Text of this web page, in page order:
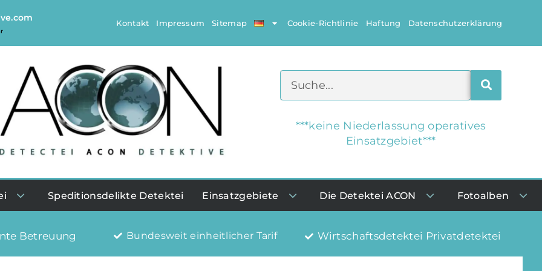
Kontakt Impressum Sitemap Cookie-Richtlinie Haftung Datenschutzerklärung
***keine Niederlassung operatives
Einsatzgebiet***
Speditionsdelikte Detektei Einsatzgebiete Die Detektei ACON Fotoalben
Betreuung Bundesweit einheitlicher Tarif Wirtschaftsdetektei Privatdetektei